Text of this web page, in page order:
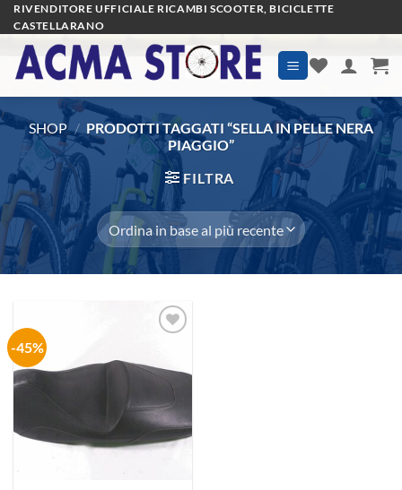
Salta
ai
contenuti
RIVENDITORE UFFICIALE RICAMBI SCOOTER, BICICLETTE
CASTELLARANO
SHOP / PRODOTTI TAGGATI “SELLA IN PELLE NERA
PIAGGIO”
FILTRA
-45%
dei
desideri